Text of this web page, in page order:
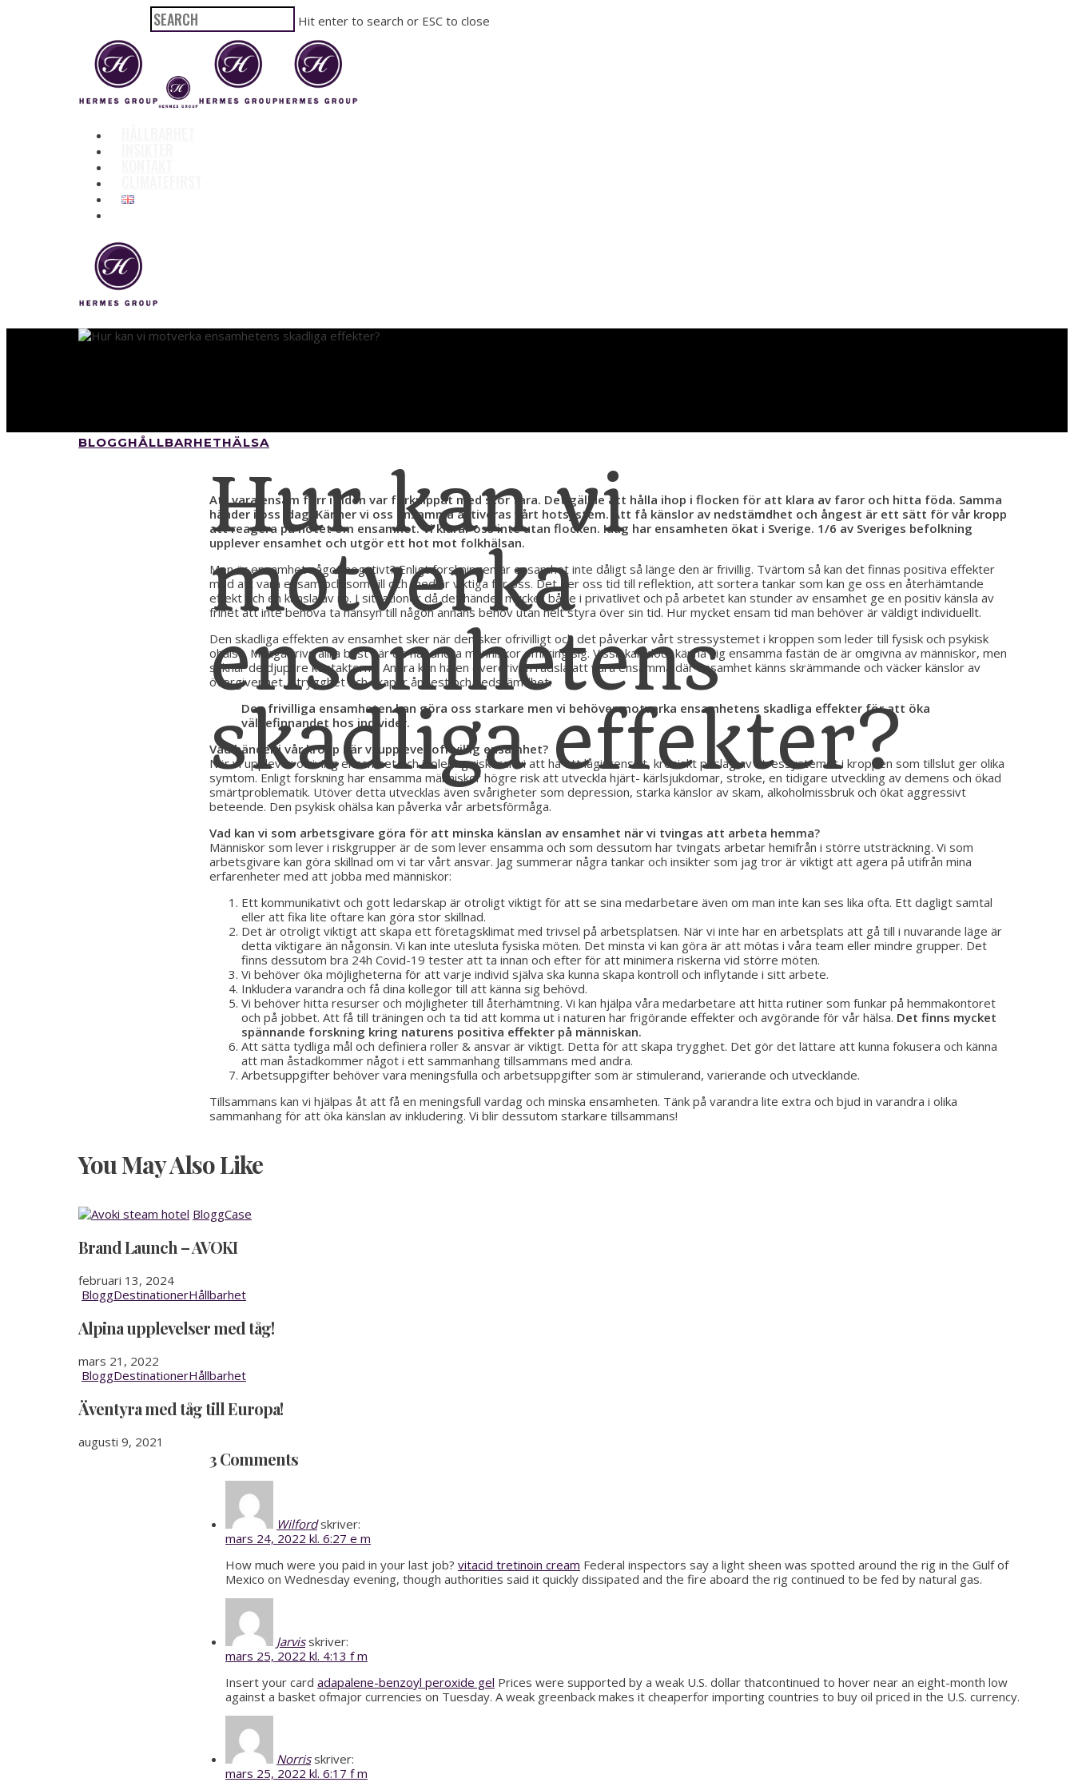
Hit enter to search or ESC to close
BLOGGHÅLLBARHETHÄLSA
Hur kan vi
motverka
ensamhetens
skadliga effekter?
Att vara ensam förr i tiden var förknippat med stor fara. Det gällde att hålla ihop i flocken för att klara av faror och hitta föda. Samma
händer i oss idag. Känner vi oss ensamma aktiveras vårt hotsystem. Att få känslor av nedstämdhet och ångest är ett sätt för vår kropp
att reagera på hotet om ensamhet. Vi klarar oss inte utan flocken. Idag har ensamheten ökat i Sverige. 1/6 av Sveriges befolkning
upplever ensamhet och utgör ett hot mot folkhälsan.
Men är ensamhet något negativt? Enligt forskningen är ensamhet inte dåligt så länge den är frivillig. Tvärtom så kan det finnas positiva effekter
med att vara ensam och som till och med är viktiga för oss. Det ger oss tid till reflektion, att sortera tankar som kan ge oss en återhämtande
effekt och en känsla av ro. I situationer då det händer mycket både i privatlivet och på arbetet kan stunder av ensamhet ge en positiv känsla av
frihet att inte behöva ta hänsyn till någon annans behov utan helt styra över sin tid. Hur mycket ensam tid man behöver är väldigt individuellt.
Den skadliga effekten av ensamhet sker när den sker ofrivilligt och det påverkar vårt stressystemet i kroppen som leder till fysisk och psykisk
ohälsa. Många trivs allra bäst när de har andra människor omkring sig. Vissa kan dock känna sig ensamma fastän de är omgivna av människor, men
saknar de djupare kontakterna. Andra kan ha en överdriven rädsla att vara ensamma där ensamhet känns skrämmande och väcker känslor av
övergivenhet, otrygghet och skapar ångest och nedstämdhet.
Den frivilliga ensamheten kan göra oss starkare men vi behöver motverka ensamhetens skadliga effekter för att öka
välbefinnandet hos individer.
Vad händer i vår kropp när vi upplever ofrivillig ensamhet?
När vi upplever ofrivillig ensamhet och isolering riskerar vi att ha ett lågintensivt, kroniskt påslag av stressystemet i kroppen som tillslut ger olika
symtom. Enligt forskning har ensamma människor högre risk att utveckla hjärt- kärlsjukdomar, stroke, en tidigare utveckling av demens och ökad
smärtproblematik. Utöver detta utvecklas även svårigheter som depression, starka känslor av skam, alkoholmissbruk och ökat aggressivt
beteende. Den psykisk ohälsa kan påverka vår arbetsförmåga.
Vad kan vi som arbetsgivare göra för att minska känslan av ensamhet när vi tvingas att arbeta hemma?
Människor som lever i riskgrupper är de som lever ensamma och som dessutom har tvingats arbetar hemifrån i större utsträckning. Vi som
arbetsgivare kan göra skillnad om vi tar vårt ansvar. Jag summerar några tankar och insikter som jag tror är viktigt att agera på utifrån mina
erfarenheter med att jobba med människor:
Ett kommunikativt och gott ledarskap är otroligt viktigt för att se sina medarbetare även om man inte kan ses lika ofta. Ett dagligt samtal
eller att fika lite oftare kan göra stor skillnad.
Det är otroligt viktigt att skapa ett företagsklimat med trivsel på arbetsplatsen. När vi inte har en arbetsplats att gå till i nuvarande läge är
detta viktigare än någonsin. Vi kan inte utesluta fysiska möten. Det minsta vi kan göra är att mötas i våra team eller mindre grupper. Det
finns dessutom bra 24h Covid-19 tester att ta innan och efter för att minimera riskerna vid större möten.
Vi behöver öka möjligheterna för att varje individ själva ska kunna skapa kontroll och inflytande i sitt arbete.
Inkludera varandra och få dina kollegor till att känna sig behövd.
Vi behöver hitta resurser och möjligheter till återhämtning. Vi kan hjälpa våra medarbetare att hitta rutiner som funkar på hemmakontoret
och på jobbet. Att få till träningen och ta tid att komma ut i naturen har frigörande effekter och avgörande för vår hälsa. Det finns mycket
spännande forskning kring naturens positiva effekter på människan.
Att sätta tydliga mål och definiera roller & ansvar är viktigt. Detta för att skapa trygghet. Det gör det lättare att kunna fokusera och känna
att man åstadkommer något i ett sammanhang tillsammans med andra.
Arbetsuppgifter behöver vara meningsfulla och arbetsuppgifter som är stimulerand, varierande och utvecklande.
Tillsammans kan vi hjälpas åt att få en meningsfull vardag och minska ensamheten. Tänk på varandra lite extra och bjud in varandra i olika
sammanhang för att öka känslan av inkludering. Vi blir dessutom starkare tillsammans!
You May Also Like
BloggCase
Brand Launch – AVOKI
februari 13, 2024
BloggDestinationerHållbarhet
Alpina upplevelser med tåg!
mars 21, 2022
BloggDestinationerHållbarhet
Äventyra med tåg till Europa!
augusti 9, 2021
3 Comments
Wilford skriver:
mars 24, 2022 kl. 6:27 e m
How much were you paid in your last job? vitacid tretinoin cream Federal inspectors say a light sheen was spotted around the rig in the Gulf of
Mexico on Wednesday evening, though authorities said it quickly dissipated and the fire aboard the rig continued to be fed by natural gas.
Jarvis skriver:
mars 25, 2022 kl. 4:13 f m
Insert your card adapalene-benzoyl peroxide gel Prices were supported by a weak U.S. dollar thatcontinued to hover near an eight-month low
against a basket ofmajor currencies on Tuesday. A weak greenback makes it cheaperfor importing countries to buy oil priced in the U.S. currency.
Norris skriver:
mars 25, 2022 kl. 6:17 f m